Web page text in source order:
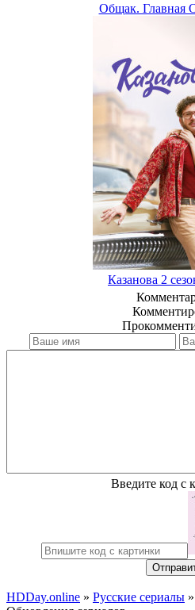
Общак. Главная
Казанова 2
Введите код с
HDDay.online » Русские сериалы